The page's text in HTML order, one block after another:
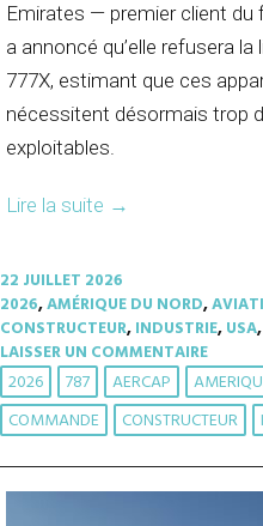
Emirates — premier client du
a annoncé qu’elle refusera
777X, estimant que ces
nécessitent désormais trop
exploitables.
Lire la suite →
22 JUILLET 2026
2026,AMÉRIQUE DU NORD,
CONSTRUCTEUR,INDUSTRIE,USA,
LAISSER UN COMMENTAIRE
2026 787 AERCAP
COMMANDE
CONSTRUCTEUR